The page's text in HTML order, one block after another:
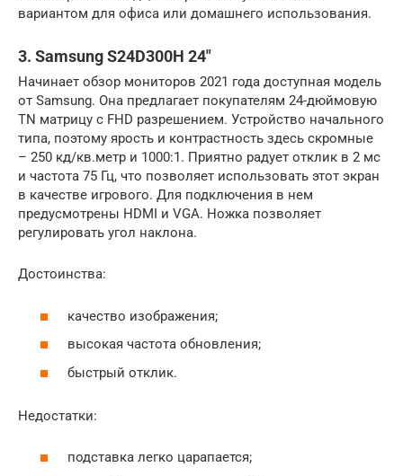
вариантом для офиса или домашнего использования.
3. Samsung S24D300H 24″
Начинает обзор мониторов 2021 года доступная модель
от Samsung. Она предлагает покупателям 24-дюймовую
TN матрицу с FHD разрешением. Устройство начального
типа, поэтому ярость и контрастность здесь скромные
– 250 кд/кв.метр и 1000:1. Приятно радует отклик в 2 мс
и частота 75 Гц, что позволяет использовать этот экран
в качестве игрового. Для подключения в нем
предусмотрены HDMI и VGA. Ножка позволяет
регулировать угол наклона.
Достоинства:
качество изображения;
высокая частота обновления;
быстрый отклик.
Недостатки:
подставка легко царапается;